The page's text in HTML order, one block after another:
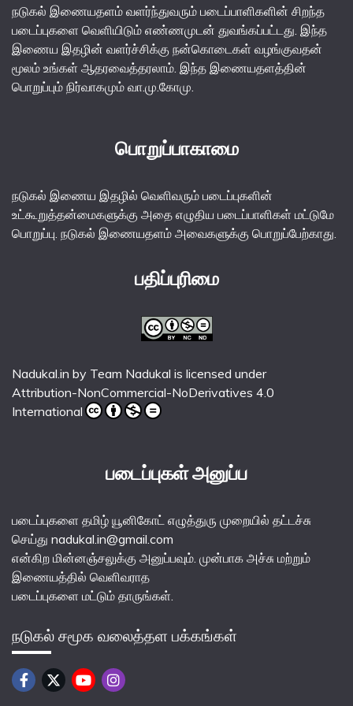
நடுகல் இணையதளம் வளர்ந்துவரும் படைப்பாளிகளின் சிறந்த
படைப்புகளை வெளியிடும் எண்ணமுடன் துவங்கப்பட்டது. இந்த
இணைய இதழின் வளர்ச்சிக்கு நன்கொடைகள் வழங்குவதன்
மூலம் உங்கள் ஆதரவைத்தரலாம். இந்த இணையதளத்தின்
பொறுப்பும் நிர்வாகமும் வா.மு.கோமு.
பொறுப்பாகாமை
நடுகல் இணைய இதழில் வெளிவரும் படைப்புகளின்
உட்கூறுத்தன்மைகளுக்கு அதை எழுதிய படைப்பாளிகள் மட்டுமே
பொறுப்பு. நடுகல் இணையதளம் அவைகளுக்கு பொறுப்பேற்காது.
பதிப்புரிமை
Nadukal.in by Team Nadukal is licensed under
Attribution-NonCommercial-NoDerivatives 4.0
International
படைப்புகள் அனுப்ப
படைப்புகளை தமிழ் யூனிகோட் எழுத்துரு முறையில் தட்டச்சு
செய்து nadukal.in@gmail.com
என்கிற மின்னஞ்சலுக்கு அனுப்பவும். முன்பாக அச்சு மற்றும்
இணையத்தில் வெளிவராத
படைப்புகளை மட்டும் தாருங்கள்.
நடுகல் சமூக வலைத்தள பக்கங்கள்